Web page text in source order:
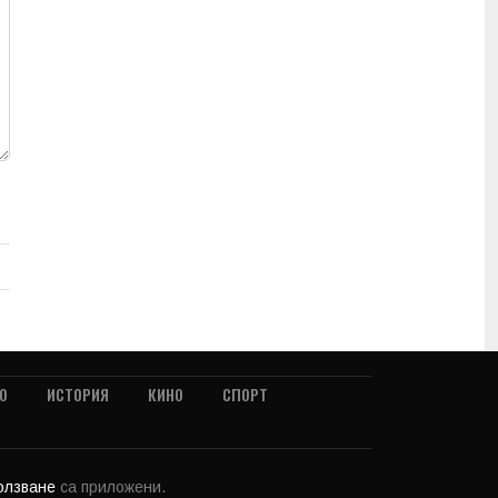
ИСТОРИЯ КИНО СПОРТ
са приложени.